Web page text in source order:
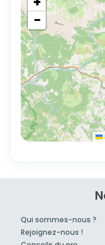
−
Qui sommes-nous ?
Rejoignez-nous !